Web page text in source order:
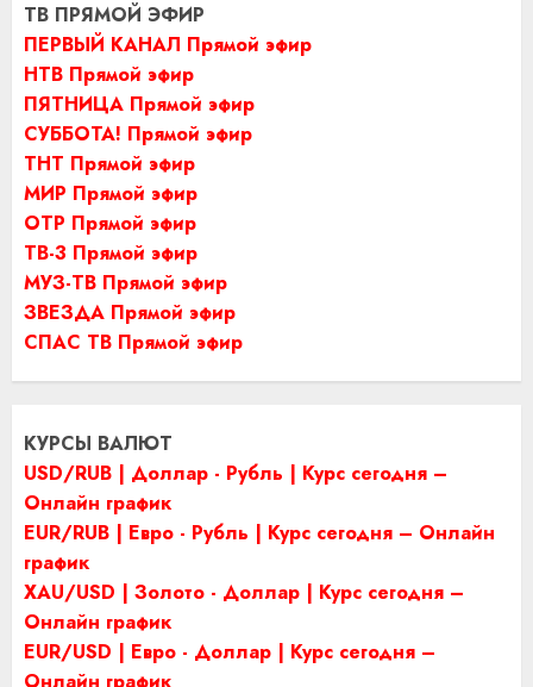
ТВ ПРЯМОЙ ЭФИР
ПЕРВЫЙ КАНАЛ Прямой эфир
НТВ Прямой эфир
ПЯТНИЦА Прямой эфир
СУББОТА! Прямой эфир
ТНТ Прямой эфир
МИР Прямой эфир
ОТР Прямой эфир
ТВ-3 Прямой эфир
МУЗ-ТВ Прямой эфир
ЗВЕЗДА Прямой эфир
СПАС ТВ Прямой эфир
КУРСЫ ВАЛЮТ
USD/RUB | Доллар - Рубль | Курс сегодня –
Онлайн график
EUR/RUB | Евро - Рубль | Курс сегодня – Онлайн
график
XAU/USD | Золото - Доллар | Курс сегодня –
Онлайн график
EUR/USD | Евро - Доллар | Курс сегодня –